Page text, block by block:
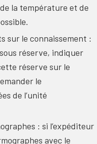
la température et de
sur le connaissement :
réserve, indiquer
réserve sur le
le
de l’unité
: si l’expéditeur
avec le